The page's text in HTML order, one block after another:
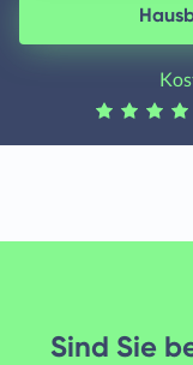
Sind Sie